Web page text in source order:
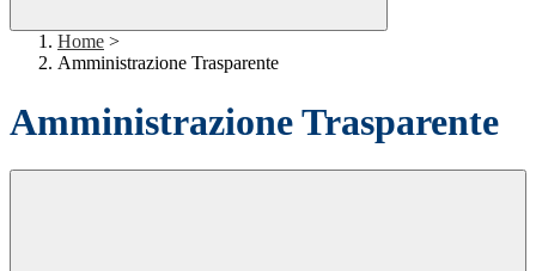
Home >
Amministrazione Trasparente
Amministrazione Trasparente